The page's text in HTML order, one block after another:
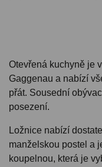
Otevřená kuchyně je
Gaggenau a nabízí
přát. Sousední
posezení.
Ložnice nabízí
manželskou postel a
koupelnou, která je